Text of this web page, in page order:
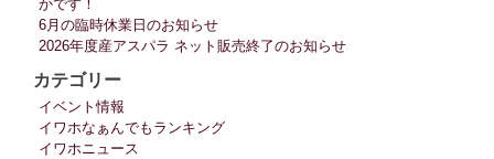
かです！
6月の臨時休業日のお知らせ
2026年度産アスパラ ネット販売終了のお知らせ
カテゴリー
イベント情報
イワホなぁんでもランキング
イワホニュース